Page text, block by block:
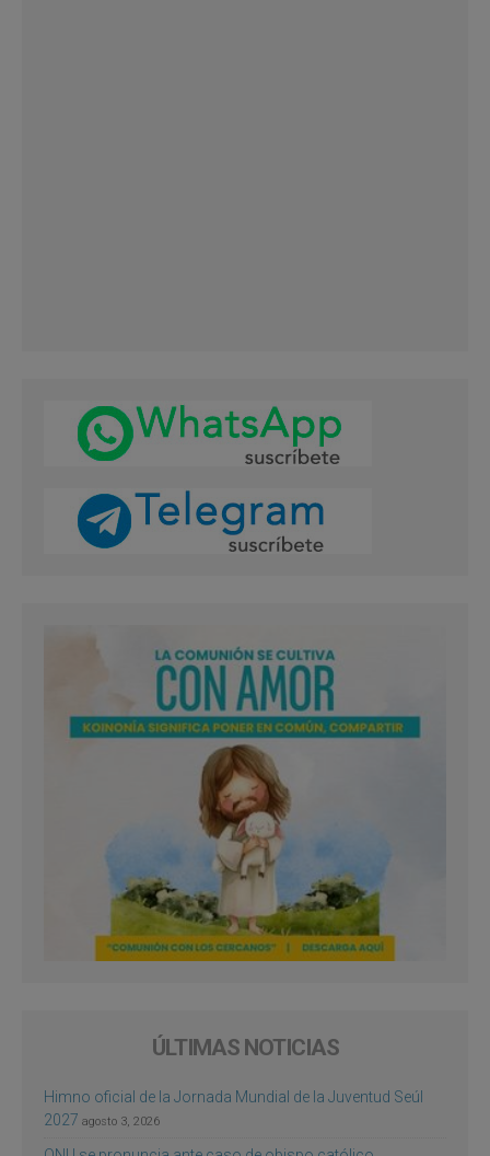
ÚLTIMAS NOTICIAS
Himno oficial de la Jornada Mundial de la Juventud Seúl
2027 agosto 3, 2026